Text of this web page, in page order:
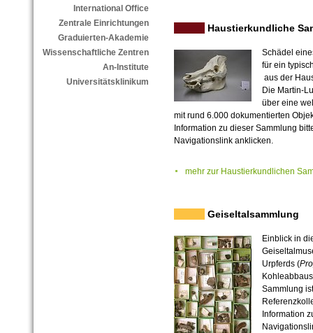
International Office
Zentrale Einrichtungen
Graduierten-Akademie
Wissenschaftliche Zentren
An-Institute
Universitätsklinikum
Haustierkundliche
Schädel
für ein
aus der
Die Martin-
über eine
mit rund 6.000 dokumentierten
Information zu dieser Sammlung
Navigationslink anklicken.
mehr zur Haustierkundlichen
Geiseltalsammlung
Einblick in
Urpferds (
Sammlung
Information